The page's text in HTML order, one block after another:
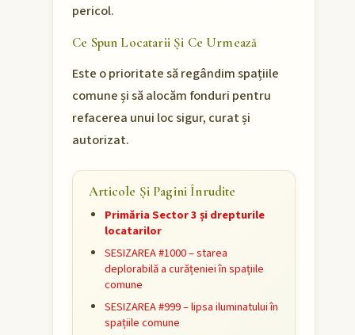
pericol.
Ce Spun Locatarii Și Ce Urmează
Este o prioritate să regândim spațiile
comune și să alocăm fonduri pentru
refacerea unui loc sigur, curat și
autorizat.
Articole Și Pagini Înrudite
Primăria Sector 3 și drepturile
locatarilor
SESIZAREA #1000 – starea
deplorabilă a curățeniei în spațiile
comune
SESIZAREA #999 – lipsa iluminatului în
spațiile comune